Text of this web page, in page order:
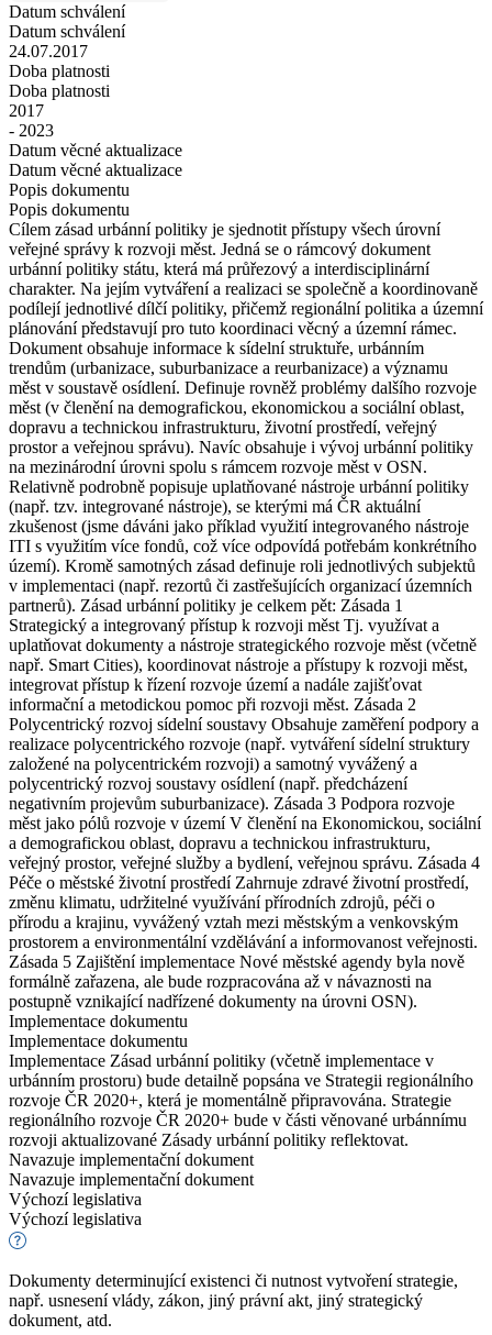
Datum schválení
Datum schválení
24.07.2017
Doba platnosti
Doba platnosti
2017
- 2023
Datum věcné aktualizace
Datum věcné aktualizace
Popis dokumentu
Popis dokumentu
Cílem zásad urbánní politiky je sjednotit přístupy všech úrovní
veřejné správy k rozvoji měst. Jedná se o rámcový dokument
urbánní politiky státu, která má průřezový a interdisciplinární
charakter. Na jejím vytváření a realizaci se společně a koordinovaně
podílejí jednotlivé dílčí politiky, přičemž regionální politika a územní
plánování představují pro tuto koordinaci věcný a územní rámec.
Dokument obsahuje informace k sídelní struktuře, urbánním
trendům (urbanizace, suburbanizace a reurbanizace) a významu
měst v soustavě osídlení. Definuje rovněž problémy dalšího rozvoje
měst (v členění na demografickou, ekonomickou a sociální oblast,
dopravu a technickou infrastrukturu, životní prostředí, veřejný
prostor a veřejnou správu). Navíc obsahuje i vývoj urbánní politiky
na mezinárodní úrovni spolu s rámcem rozvoje měst v OSN.
Relativně podrobně popisuje uplatňované nástroje urbánní politiky
(např. tzv. integrované nástroje), se kterými má ČR aktuální
zkušenost (jsme dáváni jako příklad využití integrovaného nástroje
ITI s využitím více fondů, což více odpovídá potřebám konkrétního
území). Kromě samotných zásad definuje roli jednotlivých subjektů
v implementaci (např. rezortů či zastřešujících organizací územních
partnerů). Zásad urbánní politiky je celkem pět: Zásada 1
Strategický a integrovaný přístup k rozvoji měst Tj. využívat a
uplatňovat dokumenty a nástroje strategického rozvoje měst (včetně
např. Smart Cities), koordinovat nástroje a přístupy k rozvoji měst,
integrovat přístup k řízení rozvoje území a nadále zajišťovat
informační a metodickou pomoc při rozvoji měst. Zásada 2
Polycentrický rozvoj sídelní soustavy Obsahuje zaměření podpory a
realizace polycentrického rozvoje (např. vytváření sídelní struktury
založené na polycentrickém rozvoji) a samotný vyvážený a
polycentrický rozvoj soustavy osídlení (např. předcházení
negativním projevům suburbanizace). Zásada 3 Podpora rozvoje
měst jako pólů rozvoje v území V členění na Ekonomickou, sociální
a demografickou oblast, dopravu a technickou infrastrukturu,
veřejný prostor, veřejné služby a bydlení, veřejnou správu. Zásada 4
Péče o městské životní prostředí Zahrnuje zdravé životní prostředí,
změnu klimatu, udržitelné využívání přírodních zdrojů, péči o
přírodu a krajinu, vyvážený vztah mezi městským a venkovským
prostorem a environmentální vzdělávání a informovanost veřejnosti.
Zásada 5 Zajištění implementace Nové městské agendy byla nově
formálně zařazena, ale bude rozpracována až v návaznosti na
postupně vznikající nadřízené dokumenty na úrovni OSN).
Implementace dokumentu
Implementace dokumentu
Implementace Zásad urbánní politiky (včetně implementace v
urbánním prostoru) bude detailně popsána ve Strategii regionálního
rozvoje ČR 2020+, která je momentálně připravována. Strategie
regionálního rozvoje ČR 2020+ bude v části věnované urbánnímu
rozvoji aktualizované Zásady urbánní politiky reflektovat.
Navazuje implementační dokument
Navazuje implementační dokument
Výchozí legislativa
Výchozí legislativa
Dokumenty determinující existenci či nutnost vytvoření strategie,
např. usnesení vlády, zákon, jiný právní akt, jiný strategický
dokument, atd.